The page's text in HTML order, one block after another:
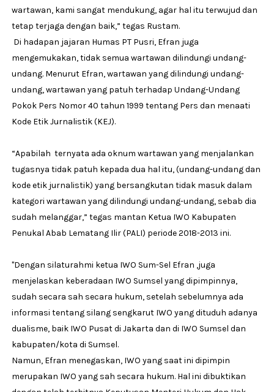
wartawan, kami sangat mendukung, agar hal itu terwujud dan
tetap terjaga dengan baik,” tegas Rustam.
Di hadapan jajaran Humas PT Pusri, Efran juga
mengemukakan, tidak semua wartawan dilindungi undang-
undang. Menurut Efran, wartawan yang dilindungi undang-
undang, wartawan yang patuh terhadap Undang-Undang
Pokok Pers Nomor 40 tahun 1999 tentang Pers dan menaati
Kode Etik Jurnalistik (KEJ).
“Apabilah ternyata ada oknum wartawan yang menjalankan
tugasnya tidak patuh kepada dua hal itu, (undang-undang dan
kode etik jurnalistik) yang bersangkutan tidak masuk dalam
kategori wartawan yang dilindungi undang-undang, sebab dia
sudah melanggar,” tegas mantan Ketua IWO Kabupaten
Penukal Abab Lematang Ilir (PALI) periode 2018-2013 ini.
"Dengan silaturahmi ketua IWO Sum-Sel Efran ,juga
menjelaskan keberadaan IWO Sumsel yang dipimpinnya,
sudah secara sah secara hukum, setelah sebelumnya ada
informasi tentang silang sengkarut IWO yang dituduh adanya
dualisme, baik IWO Pusat di Jakarta dan di IWO Sumsel dan
kabupaten/kota di Sumsel.
Namun, Efran menegaskan, IWO yang saat ini dipimpin
merupakan IWO yang sah secara hukum. Hal ini dibuktikan